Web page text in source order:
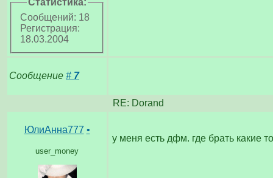
Сообщений: 18
Регистрация:
18.03.2004
Сообщение # 7
RE: Dorand
ЮлиАнна777 •
user_money
у меня есть дфм. где брать какие